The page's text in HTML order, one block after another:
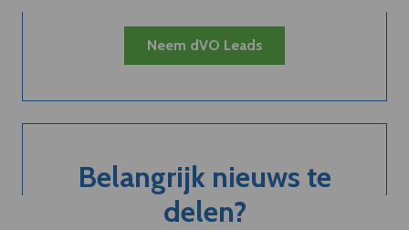
Neem dVO Leads
Belangrijk nieuws te
delen?